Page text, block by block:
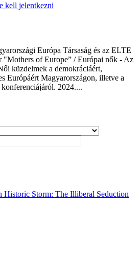
kell jelentkezni
Európa Társaság és az ELTE
"Mothers of Europe” / Európai nők - Az
küzdelmek a demokráciáért,
Európáért Magyarországon, illetve a
2024....
Historic Storm: The Illiberal Seduction